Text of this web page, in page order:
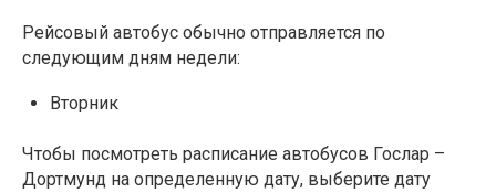
Рейсовый автобус обычно отправляется по
следующим дням недели:
Вторник
Чтобы посмотреть расписание автобусов Гослар –
Дортмунд на определенную дату, выберите дату